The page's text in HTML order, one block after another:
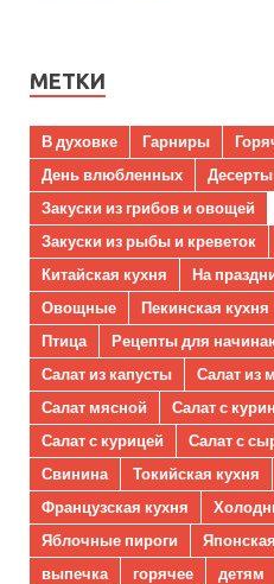
МЕТКИ
В духовке Гарниры
День влюбленных
Десерты
Закуски из грибов и овощей
Закуски из рыбы и креветок
Китайская кухня
На
Овощные
Пекинская кухня
Птица
Рецепты для
Салат из капусты
Салат из
Салат мясной
Салат с
Салат с курицей
Салат с
Свинина
Токийская кухня
Французская кухня
Яблочные пироги
выпечка
горячее детям